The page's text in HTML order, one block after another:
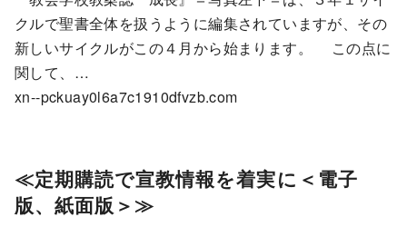
クルで聖書全体を扱うように編集されていますが、その
新しいサイクルがこの４月から始まります。 この点に
関して、…
xn--pckuay0l6a7c1910dfvzb.com
≪定期購読で宣教情報を着実に＜電子
版、紙面版＞≫